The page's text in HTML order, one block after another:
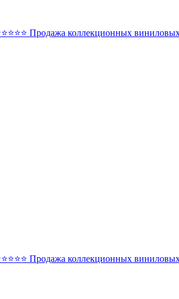
Продажа коллекционных
Продажа коллекционных